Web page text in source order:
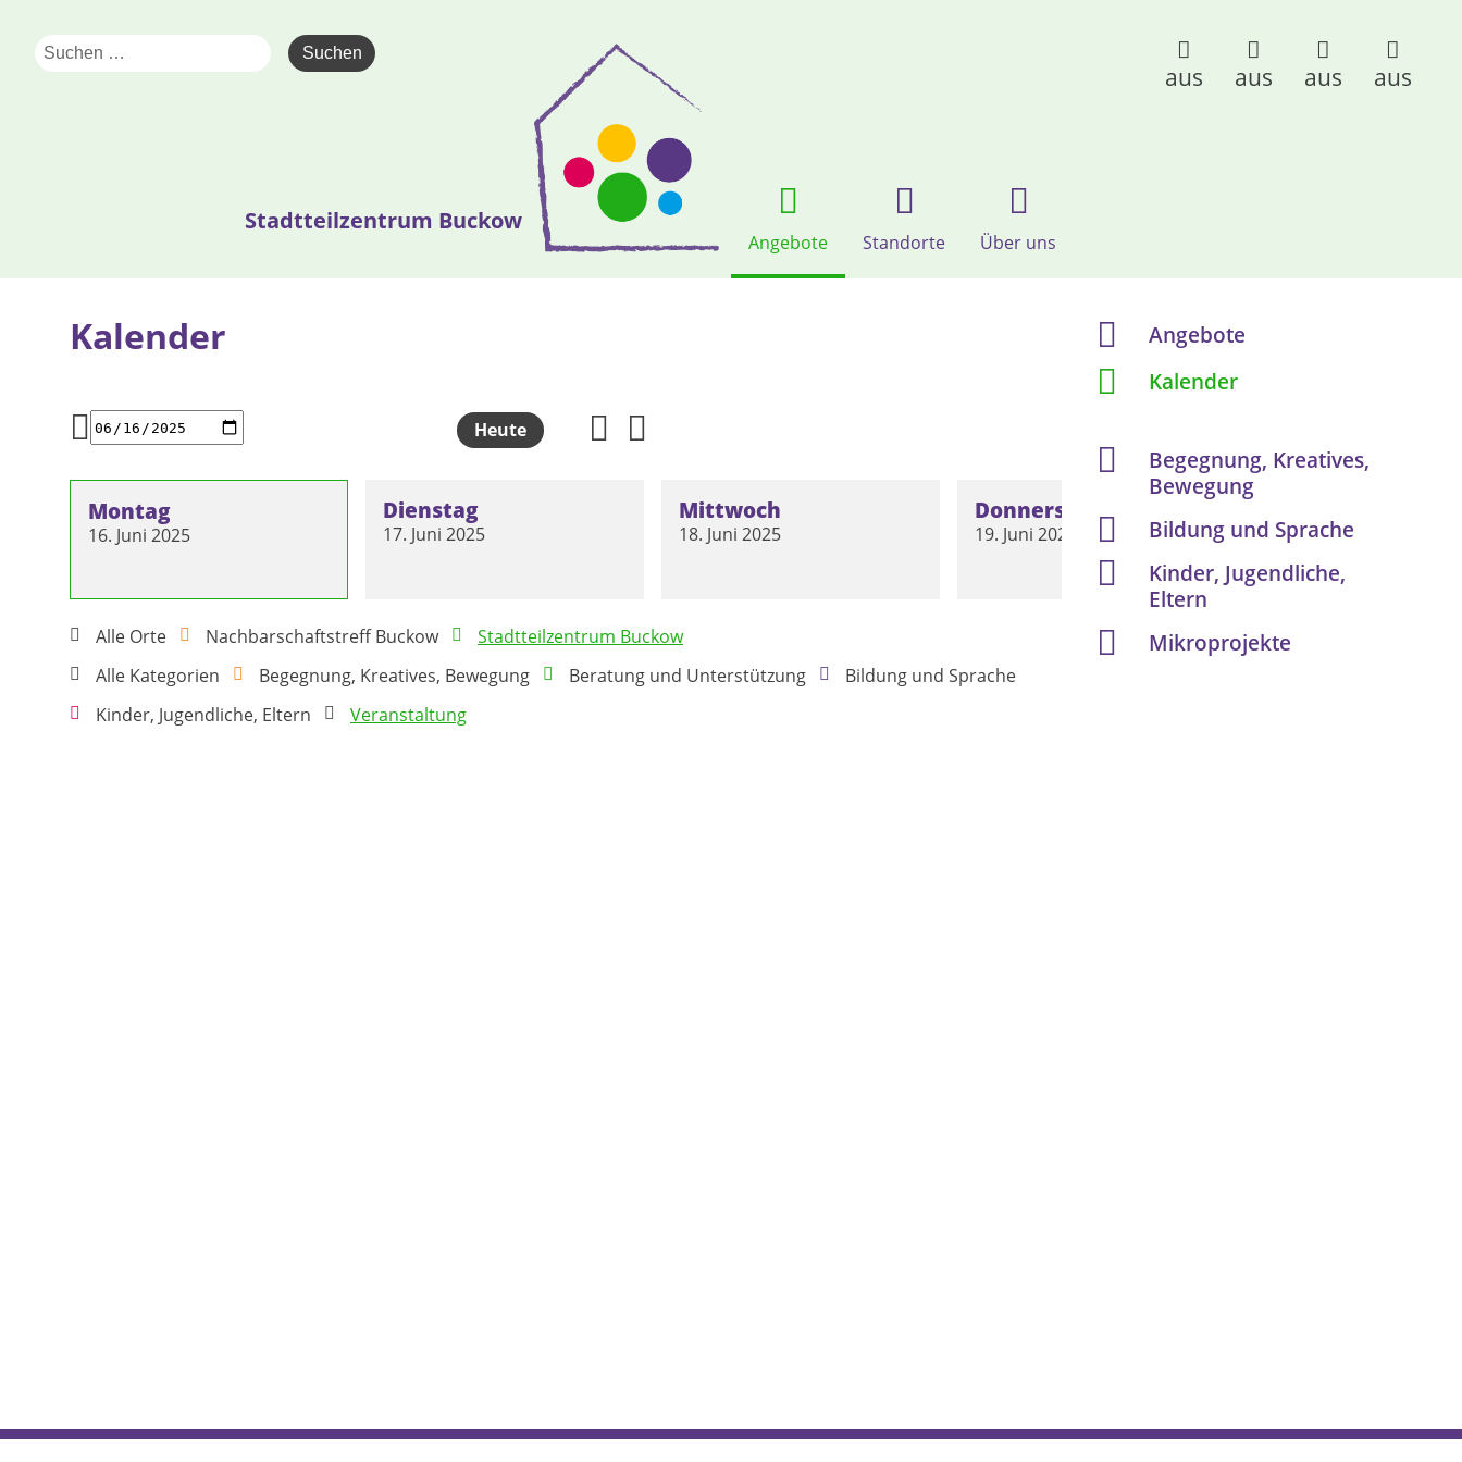
Stadtteilzentrum Buckow
Angebote Standorte Über uns
aus aus aus aus
Kalender
Montag
16. Juni 2025
Dienstag
17. Juni 2025
Mittwoch
18. Juni 2025
Donnerstag
19. Juni 2025 20. Juni 2025
Alle Orte Nachbarschaftstreff Buckow
Stadtteilzentrum Buckow
Alle Kategorien
Begegnung, Kreatives, Bewegung Beratung und Unterstützung
Bildung und Sprache
Kinder, Jugendliche, Eltern
Veranstaltung
Heute
Angebote
Kalender
Begegnung, Kreatives,
Bewegung
Bildung und Sprache
Kinder, Jugendliche,
Eltern
Mikroprojekte